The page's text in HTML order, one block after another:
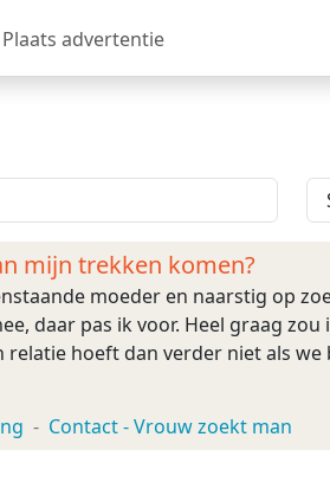
Plaats advertentie
mijn trekken komen?
moeder en naarstig op
daar pas ik voor. Heel graag
relatie hoeft dan verder niet als
Contact - Vrouw zoekt man